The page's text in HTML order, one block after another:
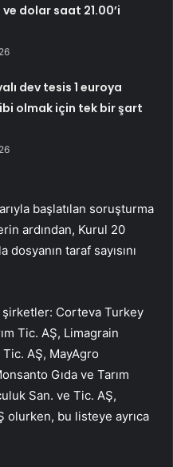
ve dolar saat 21.00’i
dev tesis 1 euroya
olmak için tek bir şart
başlatılan soruşturma
ardından, Kurul 20
taraf sayısını
Corteva Turkey
Tic. AŞ, Limagrain
AŞ, MayAgro
Gıda ve Tarım
San. ve Tic. AŞ,
olurken, bu listeye ayrıca